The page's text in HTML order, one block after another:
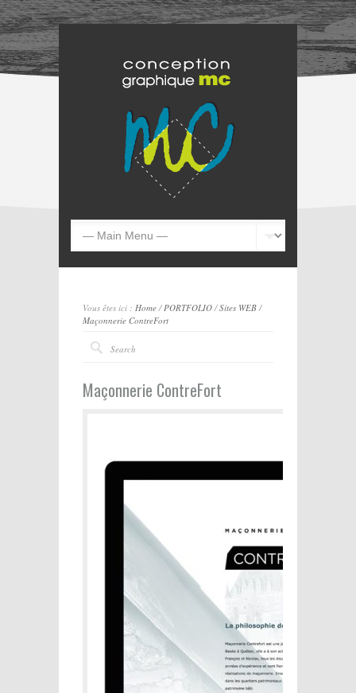
Vous êtes ici : Home/PORTFOLIO/Sites WEB/
Maçonnerie ContreFort
Maçonnerie ContreFort